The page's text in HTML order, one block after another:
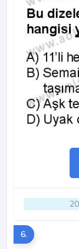
6.